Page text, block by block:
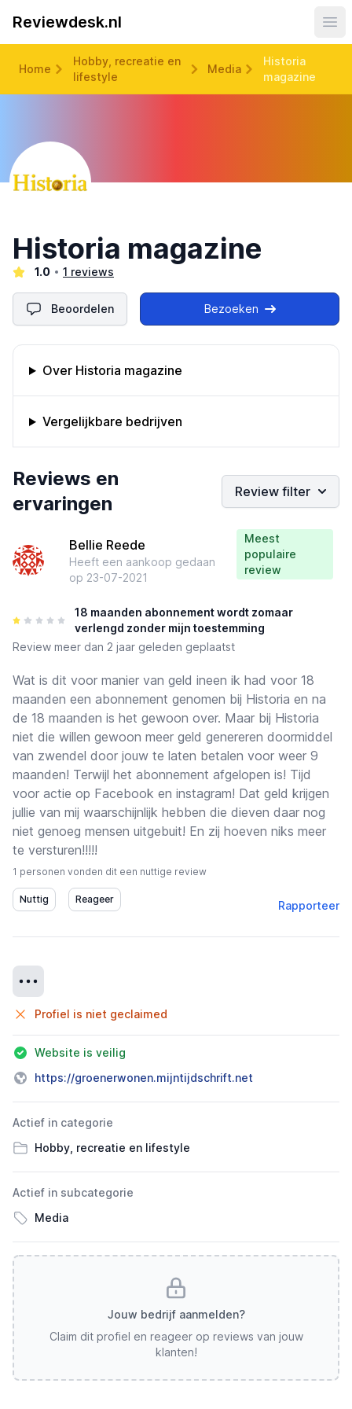
Reviewdesk.nl
Home
Hobby, recreatie en
lifestyle
Media
Historia
magazine
Historia magazine
1.0 1 reviews
Beoordelen Bezoeken
Omschrijving bedrijf
Over Historia magazine
Vergelijkbare bedrijven
Bedrijfs reviews
Reviews en
ervaringen
Review filter
Bellie Reede
Heeft een aankoop gedaan
op 23-07-2021
Meest
populaire
review
18 maanden abonnement wordt zomaar
verlengd zonder mijn toestemming
Review meer dan 2 jaar geleden geplaatst
Wat is dit voor manier van geld ineen ik had voor 18
maanden een abonnement genomen bij Historia en na
de 18 maanden is het gewoon over. Maar bij Historia
niet die willen gewoon meer geld genereren doormiddel
van zwendel door jouw te laten betalen voor weer 9
maanden! Terwijl het abonnement afgelopen is! Tijd
voor actie op Facebook en instagram! Dat geld krijgen
jullie van mij waarschijnlijk hebben die dieven daar nog
niet genoeg mensen uitgebuit! En zij hoeven niks meer
te versturen!!!!!
1 personen vonden dit een nuttige review
Rapporteer
Profiel is niet geclaimed
Website is veilig
https://groenerwonen.mijntijdschrift.net
Actief in categorie
Hobby, recreatie en lifestyle
Actief in subcategorie
Media
Jouw bedrijf aanmelden?
Claim dit profiel en reageer op reviews van jouw
klanten!